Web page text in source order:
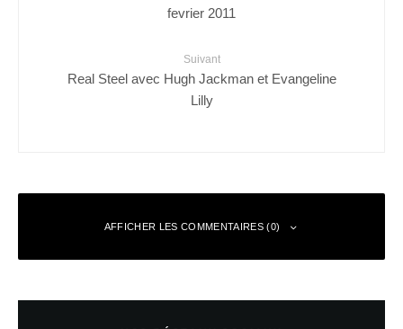
fevrier 2011
Suivant
Real Steel avec Hugh Jackman et Evangeline
Lilly
AFFICHER LES COMMENTAIRES (0)